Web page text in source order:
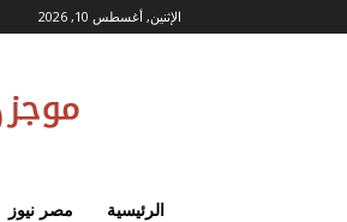
الإثنين, أغسطس 10, 2026
الرئيسية مصر نيوز